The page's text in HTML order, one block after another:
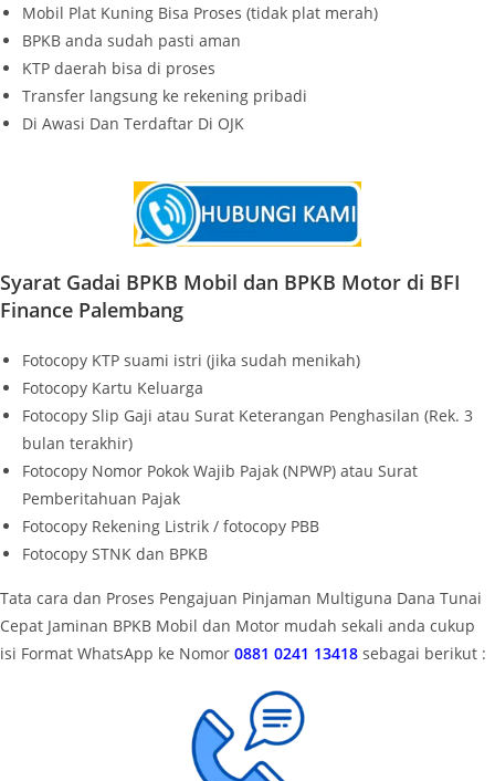
Mobil Plat Kuning Bisa Proses (tidak plat merah)
BPKB anda sudah pasti aman
KTP daerah bisa di proses
Transfer langsung ke rekening pribadi
Di Awasi Dan Terdaftar Di OJK
Syarat Gadai BPKB Mobil dan BPKB Motor di BFI
Finance Palembang
Fotocopy KTP suami istri (jika sudah menikah)
Fotocopy Kartu Keluarga
Fotocopy Slip Gaji atau Surat Keterangan Penghasilan (Rek. 3
bulan terakhir)
Fotocopy Nomor Pokok Wajib Pajak (NPWP) atau Surat
Pemberitahuan Pajak
Fotocopy Rekening Listrik / fotocopy PBB
Fotocopy STNK dan BPKB
Tata cara dan Proses Pengajuan Pinjaman Multiguna Dana Tunai
Cepat Jaminan BPKB Mobil dan Motor mudah sekali anda cukup
isi Format WhatsApp ke Nomor 0881 0241 13418 sebagai berikut :